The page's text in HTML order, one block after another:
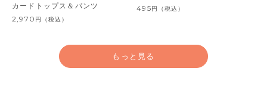
カードトップス＆パンツ
2,970 円 （税込）
495円 （税込）
もっと見る